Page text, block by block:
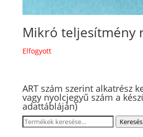
Mikró teljesítmény
Elfogyott
ART szám szerint alkatrész
vagy nyolcjegyű szám a
adattábláján)
Keresés
Keresés